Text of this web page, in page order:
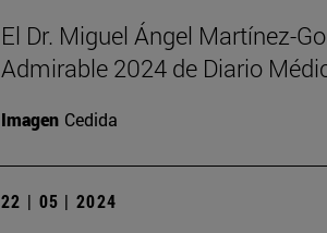
El Dr. Miguel Ángel Martínez-
Admirable 2024 de Diario
Imagen Cedida
22 | 05 | 2024